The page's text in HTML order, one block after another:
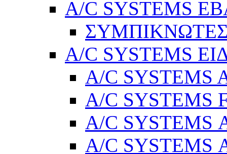
A/C SYSTEMS
A/C SYSTEMS
A/C SYSTEMS
A/C SYSTEMS
A/C SYSTEMS
A/C SYSTEMS